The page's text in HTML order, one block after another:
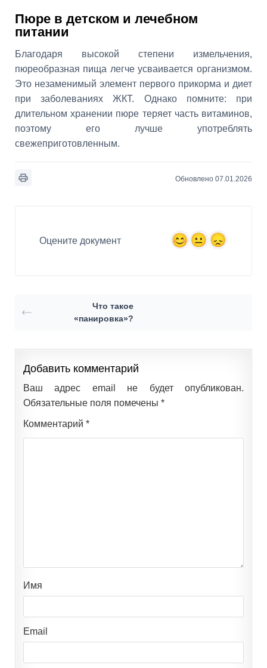
Пюре в детском и лечебном
питании
Благодаря высокой степени измельчения,
пюреобразная пища легче усваивается организмом.
Это незаменимый элемент первого прикорма и диет
при заболеваниях ЖКТ. Однако помните: при
длительном хранении пюре теряет часть витаминов,
поэтому его лучше употреблять
свежеприготовленным.
Обновлено 07.01.2026
Оцените документ
Что такое
«панировка»?
Добавить комментарий
Ваш адрес email не будет опубликован.
Обязательные поля помечены *
Комментарий *
Имя
Email